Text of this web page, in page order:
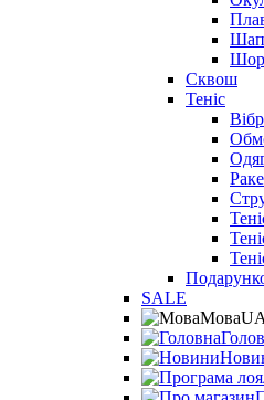
Сквош
Теніс
SALE
МоваUA